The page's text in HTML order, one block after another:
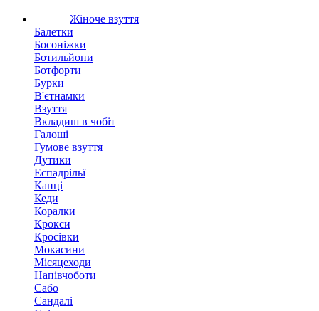
Жіноче взуття
Балетки
Босоніжки
Ботильйони
Ботфорти
Бурки
В'єтнамки
Взуття
Вкладиш в чобіт
Галоші
Гумове взуття
Дутики
Еспадрільї
Капці
Кеди
Коралки
Крокси
Кросівки
Мокасини
Місяцеходи
Напівчоботи
Сабо
Сандалі